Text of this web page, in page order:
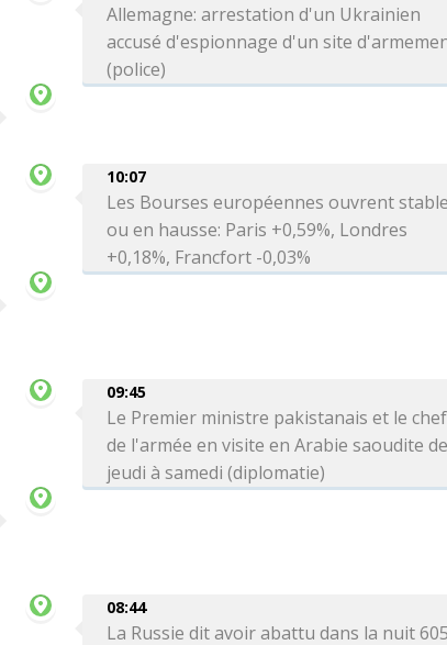
Allemagne: arrestation d'un Ukrainien
accusé d'espionnage d'un site
(police)
10:07
Les Bourses européennes ouvrent
ou en hausse: Paris +0,59%, Londres
+0,18%, Francfort -0,03%
09:45
Le Premier ministre pakistanais et le chef
de l'armée en visite en Arabie saoudite
jeudi à samedi (diplomatie)
08:44
La Russie dit avoir abattu dans la nuit